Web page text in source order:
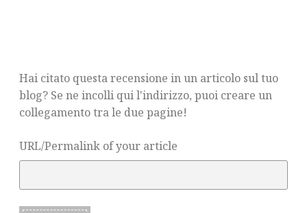
Hai citato questa recensione in un articolo sul tuo
blog? Se ne incolli qui l'indirizzo, puoi creare un
collegamento tra le due pagine!
URL/Permalink of your article